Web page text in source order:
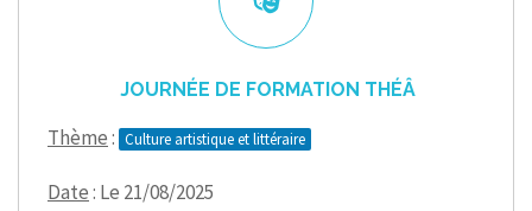
JOURNÉE DE FORMATION THÉÂ
Thème: Culture artistique et littéraire
Date: Le 21/08/2025